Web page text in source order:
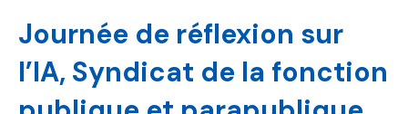
Journée de réflexion sur
l’IA, Syndicat de la fonction